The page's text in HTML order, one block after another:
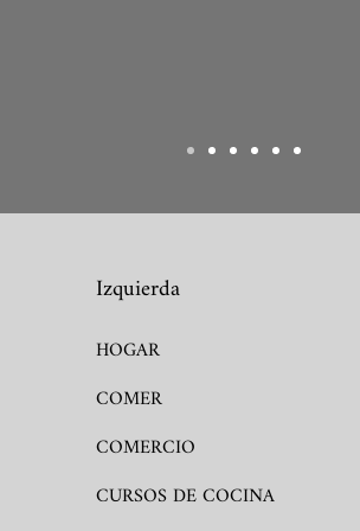
Izquierda
HOGAR
COMER
COMERCIO
CURSOS DE COCINA